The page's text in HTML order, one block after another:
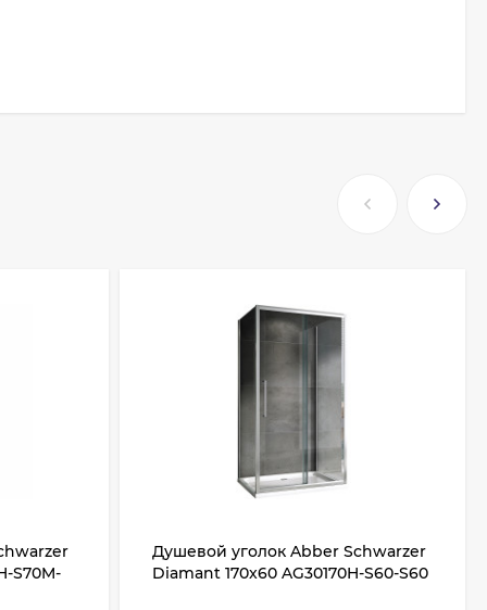
S70M-
Душевой уголок Abber Schwarzer
Diamant 170x60 AG30170H-S60-S60